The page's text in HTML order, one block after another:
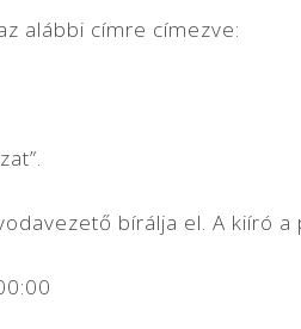
alábbi címre címezve:
bírálja el. A kiíró